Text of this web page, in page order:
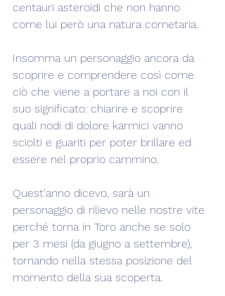
centauri asteroidi che non hanno
come lui però una natura cometaria.
Insomma un personaggio ancora da
scoprire e comprendere così come
ciò che viene a portare a noi con il
suo significato: chiarire e scoprire
quali nodi di dolore karmici vanno
sciolti e guariti per poter brillare ed
essere nel proprio cammino.
Quest'anno dicevo, sarà un
personaggio di rilievo nelle nostre vite
perché torna in Toro anche se solo
per 3 mesi (da giugno a settembre),
tornando nella stessa posizione del
momento della sua scoperta.